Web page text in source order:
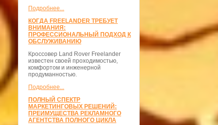
Подробнее...
КОГДА FREELANDER ТРЕБУЕТ
ВНИМАНИЯ:
ПРОФЕССИОНАЛЬНЫЙ ПОДХОД К
ОБСЛУЖИВАНИЮ
Кроссовер Land Rover Freelander
известен своей проходимостью,
комфортом и инженерной
продуманностью.
Подробнее...
ПОЛНЫЙ СПЕКТР
МАРКЕТИНГОВЫХ РЕШЕНИЙ:
ПРЕИМУЩЕСТВА РЕКЛАМНОГО
АГЕНТСТВА ПОЛНОГО ЦИКЛА